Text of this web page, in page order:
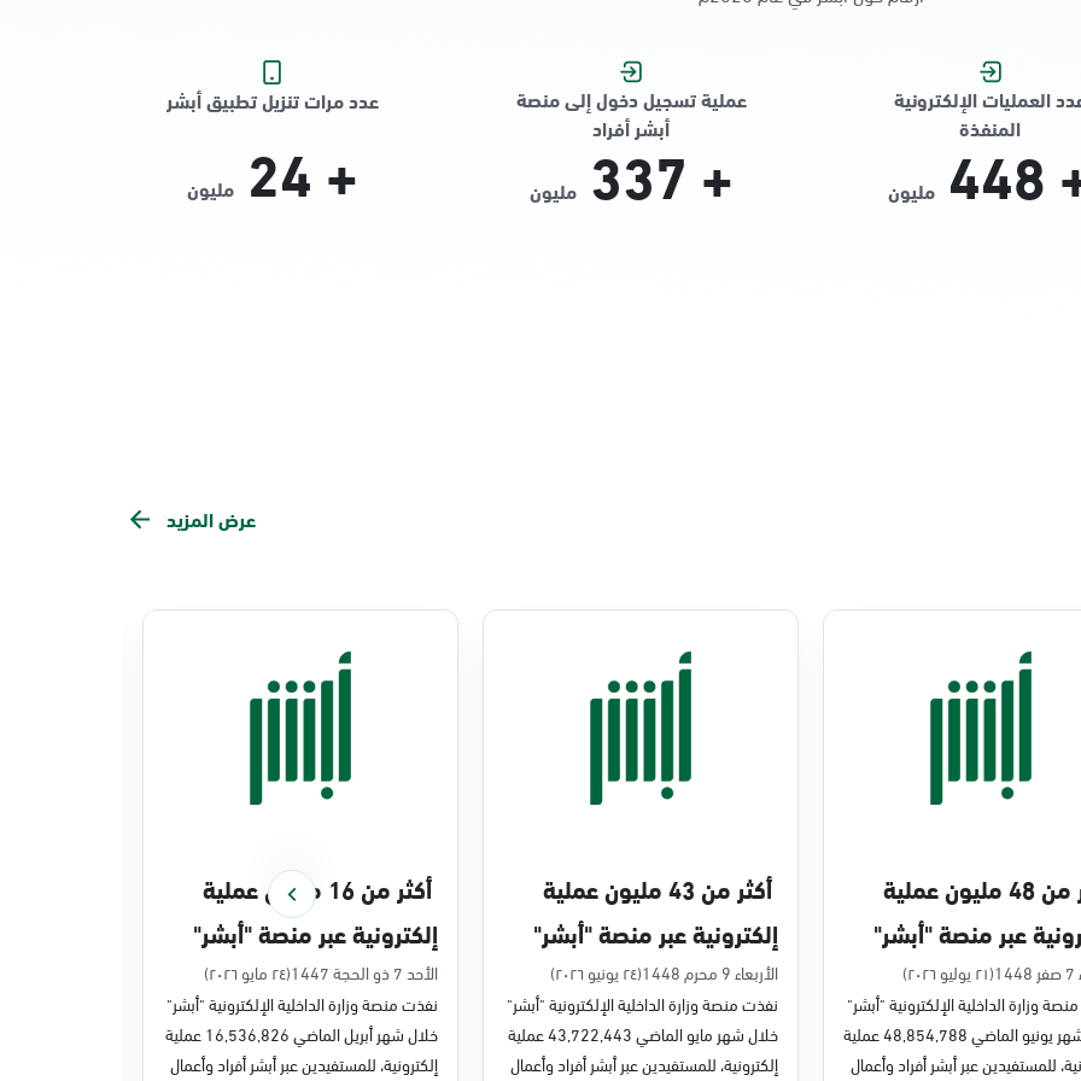
العمليات الإلكترونية
المنفذة
448 مليون
عملية تسجيل دخول إلى منصة
أبشر أفراد
+
337 مليون
عدد مرات تنزيل تطبيق أبشر
+
24 مليون
عرض المزيد
أكثر من 48 مليون عملية
عبر منصة "أبشر"
2026م
(٢١ يوليو ٢٠٢٦)
وزارة الداخلية الإلكترونية "أبشر"
خلال شهر يونيو الماضي 48,854,788 عملية
للمستفيدين عبر أبشر أفراد وأعمال
أكثر من 43 مليون عملية
إلكترونية عبر منصة "أبشر"
في مايو 2026م
الأربعاء 9 محرم 1448
(٢٤ يونيو ٢٠٢٦)
نفذت منصة وزارة الداخلية الإلكترونية "أبشر"
خلال شهر مايو الماضي 43,722,443 عملية
إلكترونية، للمستفيدين عبر أبشر أفراد وأعمال
أكثر من 16 مليون عملية
إلكترونية عبر منصة "أبشر"
في أبريل 2026م
الأحد 7 ذو الحجة 1447
(٢٤ مايو ٢٠٢٦)
نفذت منصة وزارة الداخلية الإلكترونية "أبشر"
خلال شهر أبريل الماضي 16,536,826 عملية
إلكترونية، للمستفيدين عبر أبشر أفراد وأعمال